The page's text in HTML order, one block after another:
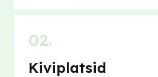
02.
Kiviplatsid